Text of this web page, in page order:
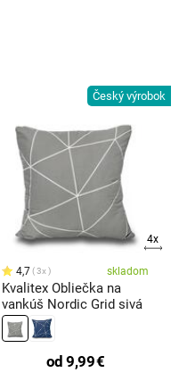
Český výrobok
4x
4,7 3x skladom
Kvalitex Obliečka na
vankúš Nordic Grid sivá
od 9,99€